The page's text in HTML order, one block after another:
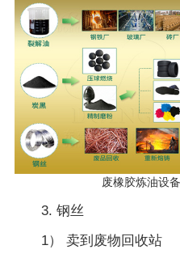
废橡胶炼油设
3. 钢丝
1） 卖到废物回收站